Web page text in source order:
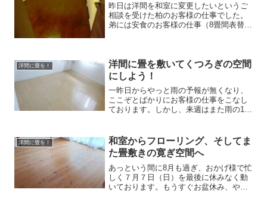
昨日は洋間を和室に変更したいというご
相談を受けた柏のお客様の仕事でした。
弟には安食のお客様の仕事（8畳間表替
の旦那さんと一昨日ご出産...
洋間に畳を！
洋間に畳を敷いてくつろぎの空間
にしよう！
一昨日からやっと雨の予報が無くなり、
ここぞとばかりにお客様の仕事をこなし
ております。しかし、来週はまた雨の1週
りご相談頂きました八千代市マンション
のお客様の納品に伺い...
洋間に畳を！
和室からフローリング、そしてま
た畳敷きの寛ぎ空間へ
あっという間に8月も過ぎ、おかげ様で忙
しく７月７日（日）を最後に休みなく動
いております。もうすぐお盆休み、やっ